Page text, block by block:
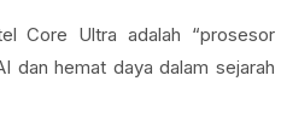
Core Ultra adalah “prosesor
dan hemat daya dalam sejarah